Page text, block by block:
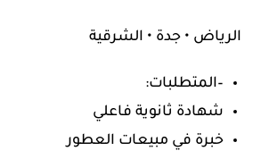
الرياض • جدة • الشرقية
–المتطلبات:
شهادة ثانوية فاعلي
خبرة في مبيعات العطور